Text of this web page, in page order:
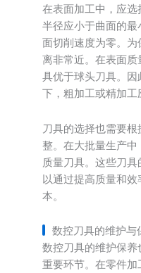
在表面加工中，应
半径应小于曲面的
面切削速度为零。
离非常近。在表面
具优于球头刀具。
下，粗加工或精加
刀具的选择也需要
整。在大批量生产
质量刀具。这些刀
以通过提高质量和
本。
数控刀具的维护与
数控刀具的维护保
重要环节。在零件